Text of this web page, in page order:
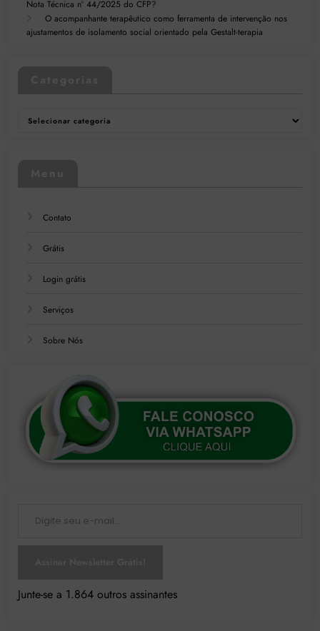
Nota Técnica nº 44/2025 do CFP?
O acompanhante terapêutico como ferramenta de intervenção nos
ajustamentos de isolamento social orientado pela Gestalt-terapia
Contato
Grátis
Login grátis
Serviços
Sobre Nós
Junte-se a 1.864 outros assinantes